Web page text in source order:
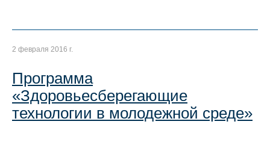
2 февраля 2016 г.
Программа
«Здоровьесберегающие
технологии в молодежной среде»